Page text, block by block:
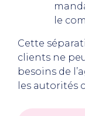
le
Cette
clients ne
besoins de
les autorités